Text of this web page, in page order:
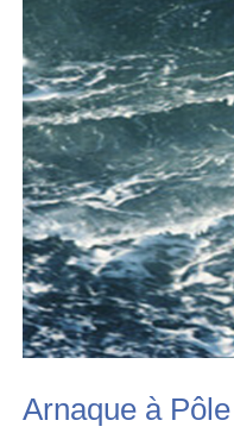
Arnaque à